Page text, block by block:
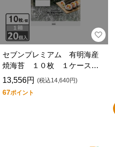
セブンプレミアム 有明海産
焼海苔 １０枚 １ケース２
０個入
13,556円 (税込14,640円)
67ポイント